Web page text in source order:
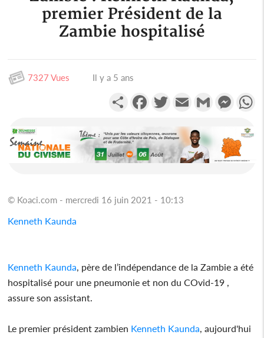
premier Président de la
Zambie hospitalisé
7327 Vues Il y a 5 ans
PartagerFacebookTwitterEmail Gmail
© Koaci.com - mercredi 16 juin 2021 - 10:13
Kenneth Kaunda
Kenneth Kaunda, père de l’indépendance de la Zambie a été
hospitalisé pour une pneumonie et non du COvid-19 ,
assure son assistant.
Le premier président zambien Kenneth Kaunda, aujourd'hui